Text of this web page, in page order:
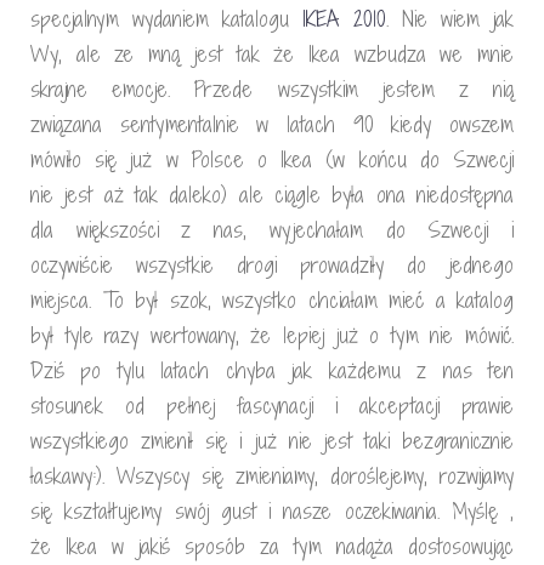
specjalnym wydaniem katalogu IKEA 2010. Nie wiem jak
Wy, ale ze mną jest tak że Ikea wzbudza we mnie
skrajne emocje. Przede wszystkim jestem z nią
związana sentymentalnie w latach 90 kiedy owszem
mówiło się już w Polsce o Ikea (w końcu do Szwecji
nie jest aż tak daleko) ale ciągle była ona niedostępna
dla większości z nas, wyjechałam do Szwecji i
oczywiście wszystkie drogi prowadziły do jednego
miejsca. To był szok, wszystko chciałam mieć a katalog
był tyle razy wertowany, że lepiej już o tym nie mówić.
Dziś po tylu latach chyba jak każdemu z nas ten
stosunek od pełnej fascynacji i akceptacji prawie
wszystkiego zmienił się i już nie jest taki bezgranicznie
łaskawy:). Wszyscy się zmieniamy, doroślejemy, rozwijamy
się kształtujemy swój gust i nasze oczekiwania. Myślę ,
że Ikea w jakiś sposób za tym nadąża dostosowując